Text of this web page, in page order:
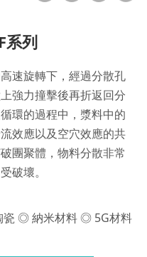
系列
速旋轉下，經過分散孔
強力撞擊後再折返回分
環的過程中，漿料中的
效應以及空穴效應的共
團聚體，物料分散非常
破壞。
◎ 納米材料 ◎ 5G材料